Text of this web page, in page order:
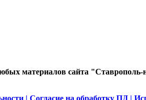
материалов сайта "Ставрополь-
| Согласие на обработку ПД |